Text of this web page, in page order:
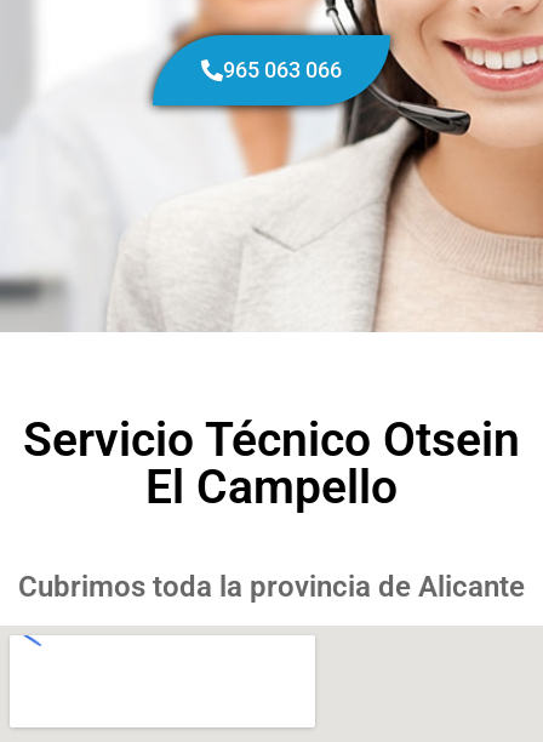
965 063 066
Servicio Técnico Otsein
El Campello
Cubrimos toda la provincia de Alicante